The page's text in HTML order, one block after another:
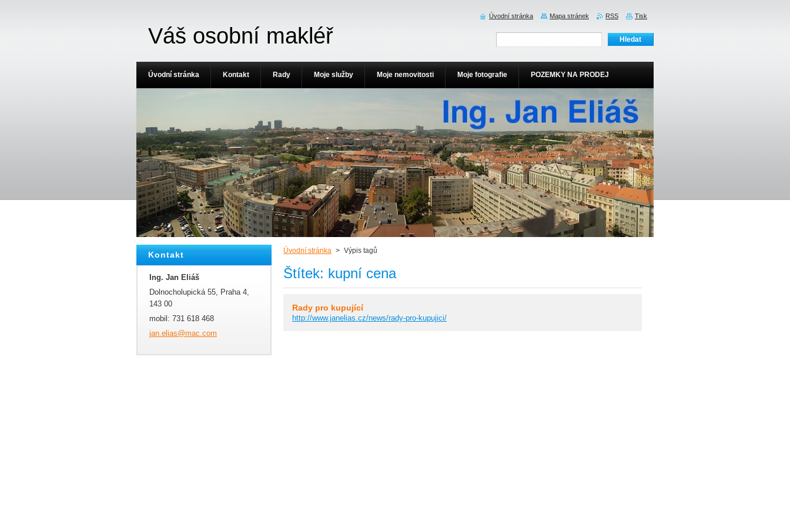
Váš osobní makléř
Úvodní stránka > Výpis tagů
Štítek: kupní cena
Rady pro kupující
http://www.janelias.cz/news/rady-pro-kupujici/
Kontakt
Ing. Jan Eliáš
Dolnocholupická 55, Praha 4,
143 00
mobil: 731 618 468
jan.elias@mac.com
Úvodní stránka Kontakt Rady Moje služby Moje nemovitosti Moje fotografie POZEMKY NA PRODEJ
Úvodní stránka Mapa stránek RSS Tisk